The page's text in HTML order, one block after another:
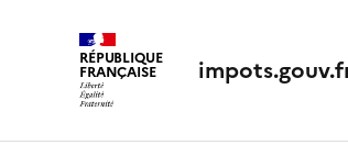
RÉPUBLIQUE
FRANÇAISE